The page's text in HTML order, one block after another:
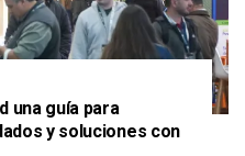
una guía para
y soluciones con